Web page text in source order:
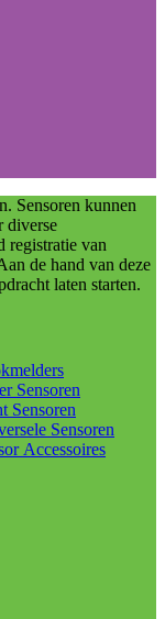
Sensoren kunnen
diverse
registratie van
de hand van deze
laten starten.
Sensoren
Sensoren
Sensoren
Accessoires